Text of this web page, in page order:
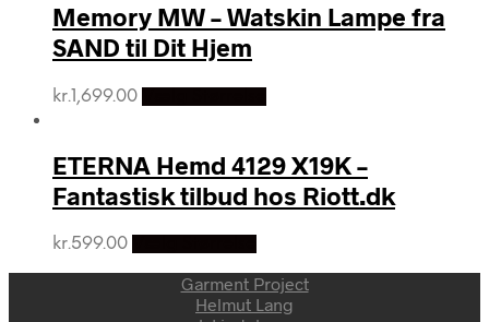
Memory MW – Watskin Lampe fra
SAND til Dit Hjem
kr.1,699.00
ETERNA Hemd 4129 X19K –
Fantastisk tilbud hos Riott.dk
kr.599.00
Garment Project
Helmut Lang